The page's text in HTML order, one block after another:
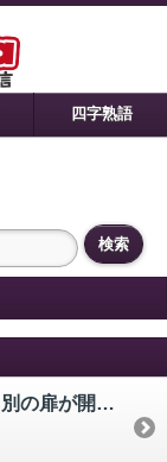
四字熟語
検索
一つの幸せの扉を閉じると、別の扉が開きます。 しかし、多くの場合、私たちは閉じた扉ばかりを見て、開いている扉に気づかないものです。